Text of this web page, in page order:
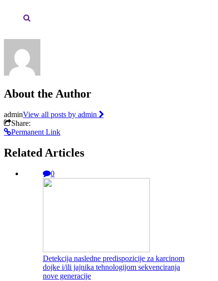
About the Author
adminView all posts by admin
Share:
Permanent Link
Related Articles
0
Detekcija nasledne predispozicije za karcinom
dojke i/ili jajnika tehnologijom sekvenciranja
nove generacije